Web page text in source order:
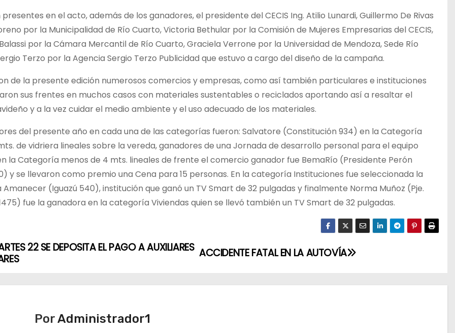
en el acto, además de los ganadores, el presidente del CECIS Ing. Atilio Lunardi, Guillermo De Rivas
por la Municipalidad de Río Cuarto, Victoria Bethular por la Comisión de Mujeres Empresarias del CECIS,
por la Cámara Mercantil de Río Cuarto, Graciela Verrone por la Universidad de Mendoza, Sede Río
Terzo por la Agencia Sergio Terzo Publicidad que estuvo a cargo del diseño de la campaña.
de la presente edición numerosos comercios y empresas, como así también particulares e instituciones
sus frentes en muchos casos con materiales sustentables o reciclados aportando así a resaltar el
y a la vez cuidar el medio ambiente y el uso adecuado de los materiales.
del presente año en cada una de las categorías fueron: Salvatore (Constitución 934) en la Categoría
de vidriera lineales sobre la vereda, ganadores de una Jornada de desarrollo personal para el equipo
la Categoría menos de 4 mts. lineales de frente el comercio ganador fue BemaRío (Presidente Perón
y se llevaron como premio una Cena para 15 personas. En la categoría Instituciones fue seleccionada la
Amanecer (Iguazú 540), institución que ganó un TV Smart de 32 pulgadas y finalmente Norma Muñoz (Pje.
fue la ganadora en la categoría Viviendas quien se llevó también un TV Smart de 32 pulgadas.
ACCIDENTE FATAL EN LA AUTOVÍA
22 SE DEPOSITA EL PAGO A AUXILIARES
PorAdministrador1